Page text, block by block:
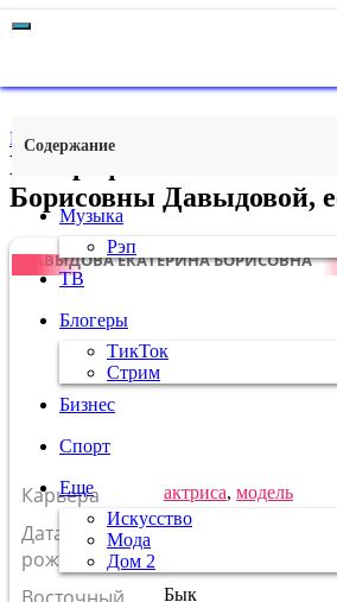
Содержание
Музыка
Рэп
ТВ
Блогеры
ТикТок
Стрим
Бизнес
Спорт
Еще
Искусство
Мода
Дом 2
Главная › Кино
Биография и личная
Борисовны Давыдовой,
ДАВЫДОВА ЕКАТЕРИНА БОРИСОВНА
Карьера актриса, модель
Дата
рождения
8 августа
Бык